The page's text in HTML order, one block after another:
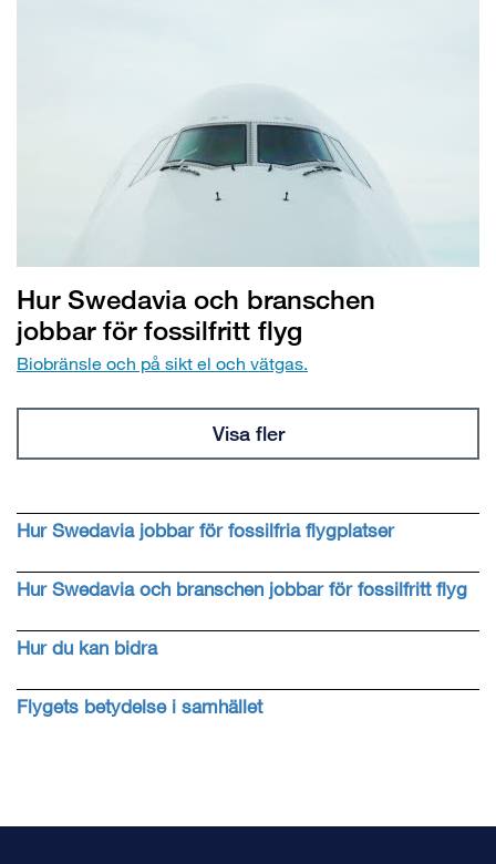
Hur Swedavia och branschen
jobbar för fossilfritt flyg
Biobränsle och på sikt el och vätgas.
Visa fler
Hur Swedavia jobbar för fossilfria flygplatser
Hur Swedavia och branschen jobbar för fossilfritt flyg
Hur du kan bidra
Flygets betydelse i samhället